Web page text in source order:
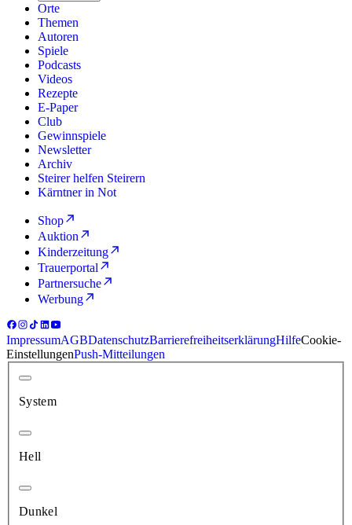
Orte
Themen
Autoren
Spiele
Podcasts
Videos
Rezepte
E-Paper
Club
Gewinnspiele
Newsletter
Archiv
Steirer helfen Steirern
Kärntner in Not
Shop
Auktion
Kinderzeitung
Trauerportal
Partnersuche
Werbung
ImpressumAGBDatenschutzBarrierefreiheitserklärungHilfeCookie-
EinstellungenPush-Mitteilungen
System
Hell
Dunkel